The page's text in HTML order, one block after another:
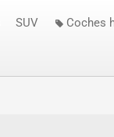
SUV Coches